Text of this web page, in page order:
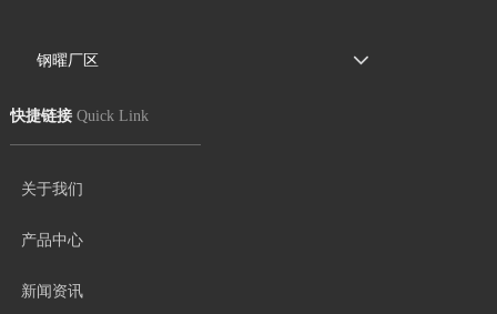
快捷链接 Quick Link
关于我们
产品中心
新闻资讯
钢曜厂区